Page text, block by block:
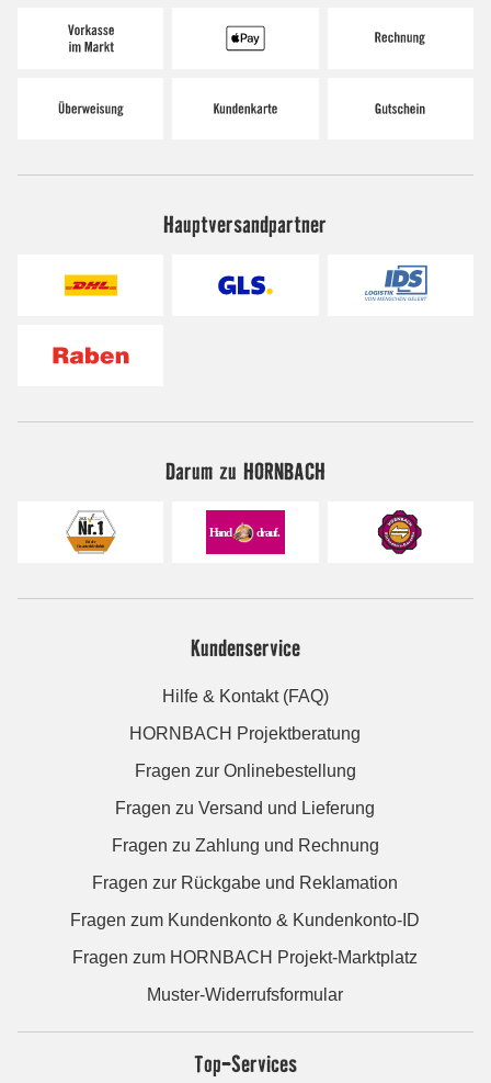
Hauptversandpartner
Darum zu HORNBACH
Kundenservice
Hilfe & Kontakt (FAQ)
HORNBACH Projektberatung
Fragen zur Onlinebestellung
Fragen zu Versand und Lieferung
Fragen zu Zahlung und Rechnung
Fragen zur Rückgabe und Reklamation
Fragen zum Kundenkonto & Kundenkonto-ID
Fragen zum HORNBACH Projekt-Marktplatz
Muster-Widerrufsformular
Top-Services